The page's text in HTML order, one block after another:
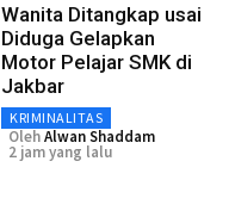
Wanita Ditangkap usai
Diduga Gelapkan
Motor Pelajar SMK di
Jakbar
KRIMINALITAS
OlehAlwan Shaddam
2 jam yang lalu